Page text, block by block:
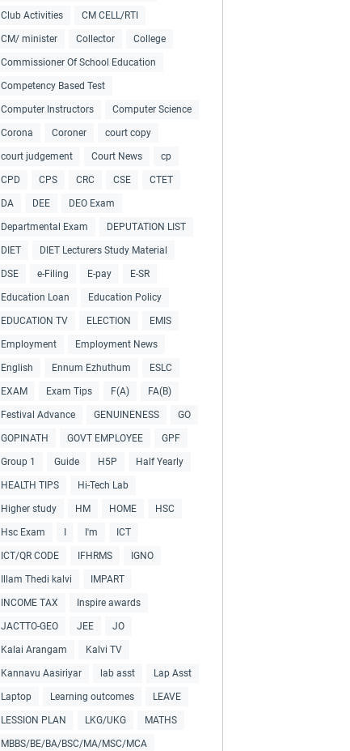
Club Activities CM CELL/RTI
CM/ minister Collector College
Commissioner Of School Education
Competency Based Test
Computer Instructors Computer Science
Corona Coroner court copy
court judgement Court News cp
CPD CPS CRC CSE CTET
DA DEE DEO Exam
Departmental Exam DEPUTATION LIST
DIET DIET Lecturers Study Material
DSE e-Filing E-pay E-SR
Education Loan Education Policy
EDUCATION TV ELECTION EMIS
Employment Employment News
English Ennum Ezhuthum ESLC
EXAM Exam Tips F(A) FA(B)
Festival Advance GENUINENESS GO
GOPINATH GOVT EMPLOYEE GPF
Group 1 Guide H5P Half Yearly
HEALTH TIPS Hi-Tech Lab
Higher study HM HOME HSC
Hsc Exam I'm ICT
ICT/QR CODE IFHRMS IGNO
Illam Thedi kalvi IMPART
INCOME TAX Inspire awards
JACTTO-GEO JEE JO
Kalai Arangam Kalvi TV
Kannavu Aasiriyar lab asst Lap Asst
Laptop Learning outcomes LEAVE
LESSION PLAN LKG/UKG MATHS
MBBS/BE/BA/BSC/MA/MSC/MCA